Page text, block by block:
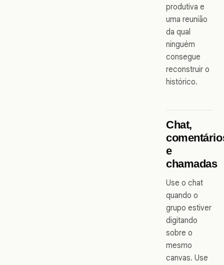
produtiva e
uma reunião
da qual
ninguém
consegue
reconstruir o
histórico.
Chat,
e
chamadas
Use o chat
quando o
grupo estiver
digitando
sobre o
mesmo
canvas. Use